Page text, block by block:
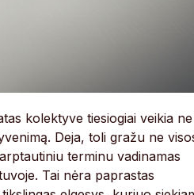
kolektyve tiesiogiai veikia ne
Deja, toli gražu ne
terminu vadinamas
Tai nėra paprastas